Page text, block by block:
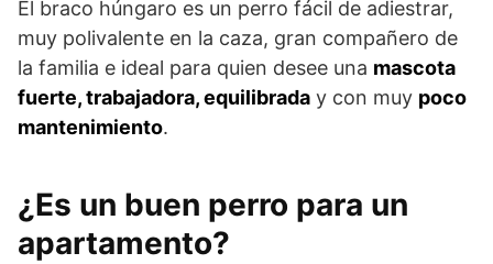
El braco húngaro es un perro fácil de adiestrar,
muy polivalente en la caza, gran compañero de
la familia e ideal para quien desee una mascota
fuerte, trabajadora, equilibrada y con muy poco
mantenimiento.
¿Es un buen perro para un
apartamento?